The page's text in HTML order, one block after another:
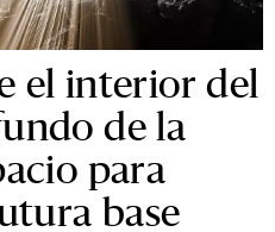
el interior del
de la
para
base